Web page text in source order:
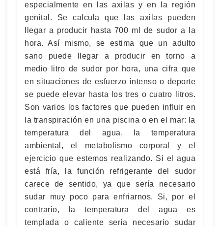
especialmente en las axilas y en la región
genital. Se calcula que las axilas pueden
llegar a producir hasta 700 ml de sudor a la
hora. Así mismo, se estima que un adulto
sano puede llegar a producir en torno a
medio litro de sudor por hora, una cifra que
en situaciones de esfuerzo intenso o deporte
se puede elevar hasta los tres o cuatro litros.
Son varios los factores que pueden influir en
la transpiración en una piscina o en el mar: la
temperatura del agua, la temperatura
ambiental, el metabolismo corporal y el
ejercicio que estemos realizando. Si el agua
está fría, la función refrigerante del sudor
carece de sentido, ya que sería necesario
sudar muy poco para enfriarnos. Si, por el
contrario, la temperatura del agua es
templada o caliente sería necesario sudar